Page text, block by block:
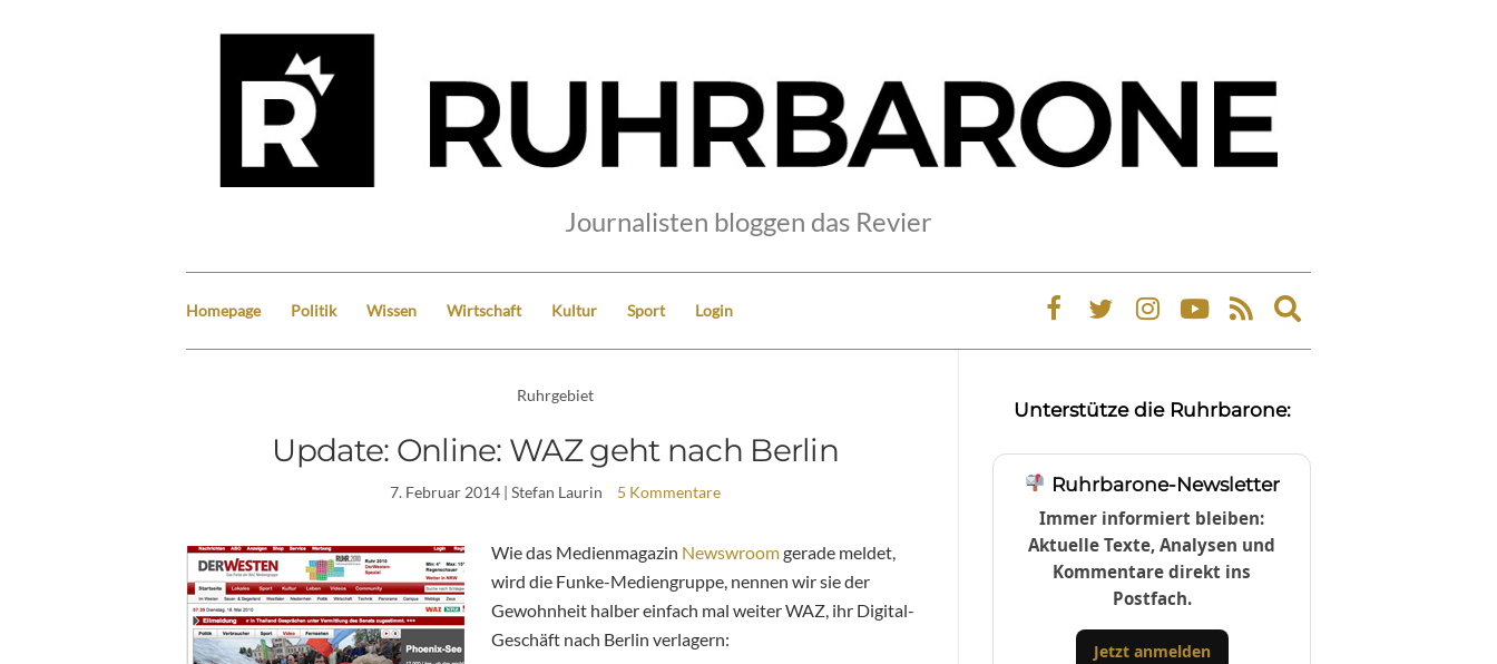
Journalisten bloggen das Revier
Homepage Politik Wissen Wirtschaft Kultur Sport Login
Expand
search
Ruhrgebiet
Update: Online: WAZ geht nach Berlin
7. Februar 2014 | Stefan Laurin 5 Kommentare
Wie das Medienmagazin Newswroomgerade meldet,
wird die Funke-Mediengruppe, nennen wir sie der
Gewohnheit halber einfach mal weiter WAZ, ihr Digital-
Geschäft nach Berlin verlagern:
Unterstütze die Ruhrbarone:
Ruhrbarone-Newsletter
Immer informiert bleiben:
Aktuelle Texte, Analysen und
Kommentare direkt ins
Postfach.
Jetzt anmelden